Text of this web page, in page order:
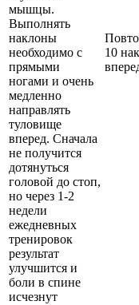
мышцы.
Выполнять
наклоны
необходимо с
прямыми
ногами и очень
медленно
направлять
туловище
вперед. Сначала
не получится
дотянуться
головой до стоп,
но через 1-2
недели
ежедневных
тренировок
результат
улучшится и
боли в спине
исчезнут
10